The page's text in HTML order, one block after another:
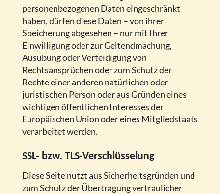
personenbezogenen Daten eingeschränkt
haben, dürfen diese Daten – von ihrer
Speicherung abgesehen – nur mit Ihrer
Einwilligung oder zur Geltendmachung,
Ausübung oder Verteidigung von
Rechtsansprüchen oder zum Schutz der
Rechte einer anderen natürlichen oder
juristischen Person oder aus Gründen eines
wichtigen öffentlichen Interesses der
Europäischen Union oder eines Mitgliedstaats
verarbeitet werden.
SSL- bzw. TLS-Verschlüsselung
Diese Seite nutzt aus Sicherheitsgründen und
zum Schutz der Übertragung vertraulicher